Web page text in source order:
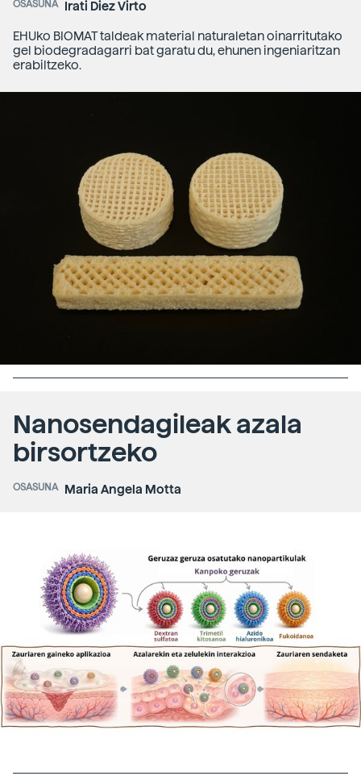
OSASUNA Irati Diez Virto
EHUko BIOMAT taldeak material naturaletan oinarritutako
gel biodegradagarri bat garatu du, ehunen ingeniaritzan
erabiltzeko.
Nanosendagileak azala
birsortzeko
OSASUNA Maria Angela Motta